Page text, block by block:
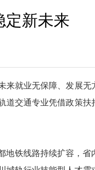
定新未来
来就业无保障、发展无
道交通专业凭借政策扶
铁线路持续扩容，